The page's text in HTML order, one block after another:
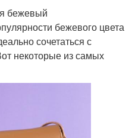
бежевый
бежевого цвета
сочетаться с
некоторые из самых